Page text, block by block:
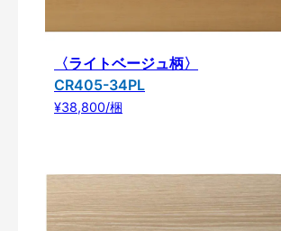
〈ライトベージュ柄〉
CR405-34PL
¥38,800/梱